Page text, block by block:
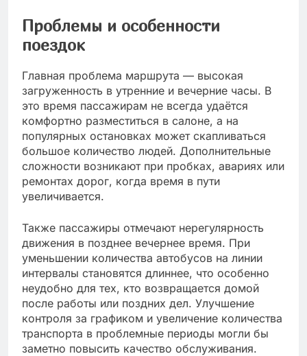
Проблемы и особенности
поездок
Главная проблема маршрута — высокая
загруженность в утренние и вечерние часы. В
это время пассажирам не всегда удаётся
комфортно разместиться в салоне, а на
популярных остановках может скапливаться
большое количество людей. Дополнительные
сложности возникают при пробках, авариях или
ремонтах дорог, когда время в пути
увеличивается.
Также пассажиры отмечают нерегулярность
движения в позднее вечернее время. При
уменьшении количества автобусов на линии
интервалы становятся длиннее, что особенно
неудобно для тех, кто возвращается домой
после работы или поздних дел. Улучшение
контроля за графиком и увеличение количества
транспорта в проблемные периоды могли бы
заметно повысить качество обслуживания.